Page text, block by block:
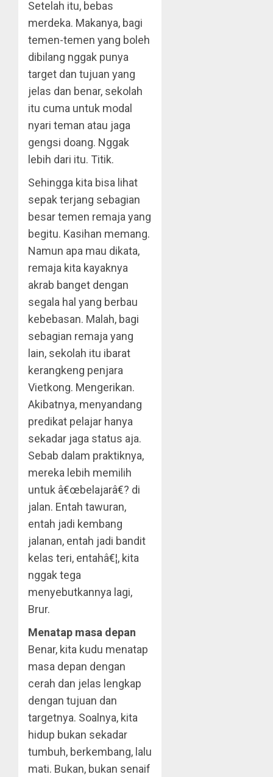
Setelah itu, bebas
merdeka. Makanya, bagi
temen-temen yang boleh
dibilang nggak punya
target dan tujuan yang
jelas dan benar, sekolah
itu cuma untuk modal
nyari teman atau jaga
gengsi doang. Nggak
lebih dari itu. Titik.
Sehingga kita bisa lihat
sepak terjang sebagian
besar temen remaja yang
begitu. Kasihan memang.
Namun apa mau dikata,
remaja kita kayaknya
akrab banget dengan
segala hal yang berbau
kebebasan. Malah, bagi
sebagian remaja yang
lain, sekolah itu ibarat
kerangkeng penjara
Vietkong. Mengerikan.
Akibatnya, menyandang
predikat pelajar hanya
sekadar jaga status aja.
Sebab dalam praktiknya,
mereka lebih memilih
untuk â€œbelajarâ€? di
jalan. Entah tawuran,
entah jadi kembang
jalanan, entah jadi bandit
kelas teri, entahâ€¦, kita
nggak tega
menyebutkannya lagi,
Brur.
Menatap masa depan
Benar, kita kudu menatap
masa depan dengan
cerah dan jelas lengkap
dengan tujuan dan
targetnya. Soalnya, kita
hidup bukan sekadar
tumbuh, berkembang, lalu
mati. Bukan, bukan senaif